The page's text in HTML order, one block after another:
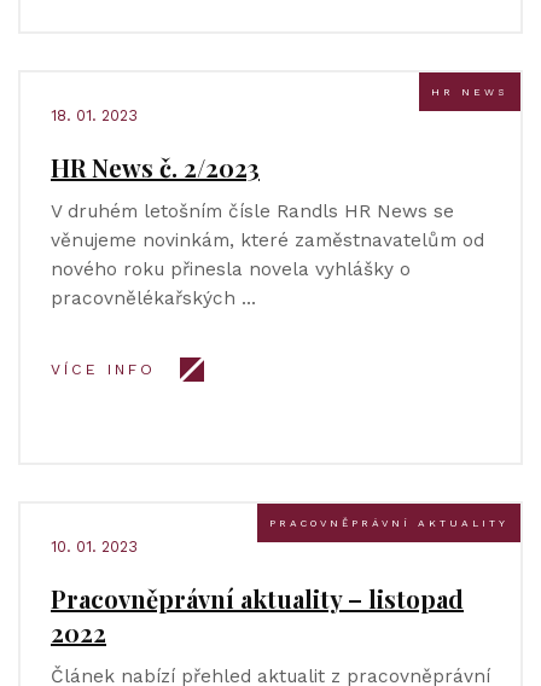
HR NEWS
18. 01. 2023
HR News č. 2/2023
V druhém letošním čísle Randls HR News se
věnujeme novinkám, které zaměstnavatelům od
nového roku přinesla novela vyhlášky o
pracovnělékařských …
VÍCE INFO
PRACOVNĚPRÁVNÍ AKTUALITY
10. 01. 2023
Pracovněprávní aktuality – listopad
2022
Článek nabízí přehled aktualit z pracovněprávní